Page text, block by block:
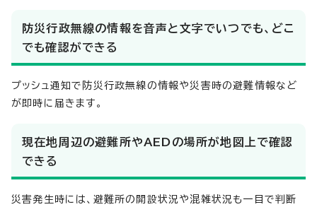
防災行政無線の情報を音声と文字でいつでも、どこ
でも確認ができる
プッシュ通知で防災行政無線の情報や災害時の避難情報など
が即時に届きます。
現在地周辺の避難所やAEDの場所が地図上で確認
できる
災害発生時には、避難所の開設状況や混雑状況も一目で判断